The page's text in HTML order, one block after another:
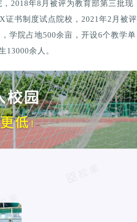
2018年8月被评为教育部第三批现
证书制度试点院校，2021年2月被评
学院占地500余亩，开设6个教学单
13000余人。